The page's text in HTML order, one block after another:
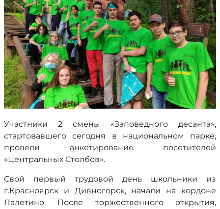
Участники 2 смены «Заповедного десанта»,
стартовавшего сегодня в национальном парке,
провели анкетирование посетителей
«Центральных Столбов».
Свой первый трудовой день школьники из
г.Красноярск и Дивногорск, начали на кордоне
Лалетино. После торжественного открытия,